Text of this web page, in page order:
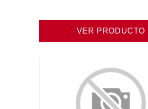
VER PRODUCTO